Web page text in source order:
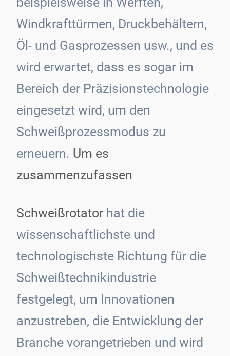
Windkrafttürmen, Druckbehältern,
Öl- und Gasprozessen usw., und es
wird erwartet, dass es sogar im
Bereich der Präzisionstechnologie
eingesetzt wird, um den
Schweißprozessmodus zu
erneuern. Um es
zusammenzufassen
Schweißrotator hat die
wissenschaftlichste und
technologischste Richtung für die
Schweißtechnikindustrie
festgelegt, um Innovationen
anzustreben, die Entwicklung der
Branche vorangetrieben und wird